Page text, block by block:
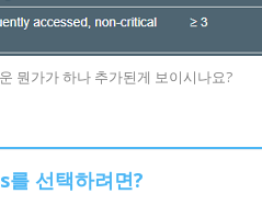
뭔가가 하나 추가된게 보이시나요?
선택하려면?